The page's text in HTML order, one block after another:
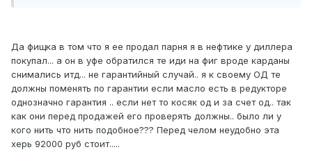
Да фищка в том что я ее продал парня я в нефтике у диллера
покупал... а он в уфе обратился те иди на фиг вроде карданы
снимались итд... не гарантийный случай.. я к своему ОД те
должны поменять по гарантии если масло есть в редукторе
однозначно гарантия .. если нет то косяк од и за счет од.. так
как они перед продажей его проверять должны.. было ли у
кого нить что нить подобное??? Перед челом неудобно эта
херь 92000 руб стоит.....